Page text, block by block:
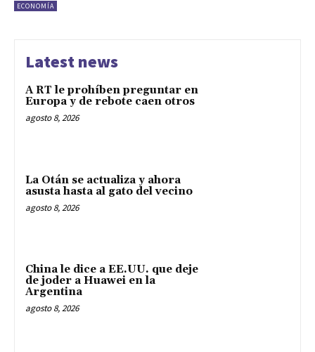
ECONOMÍA
Latest news
A RT le prohíben preguntar en
Europa y de rebote caen otros
agosto 8, 2026
La Otán se actualiza y ahora
asusta hasta al gato del vecino
agosto 8, 2026
China le dice a EE.UU. que deje
de joder a Huawei en la
Argentina
agosto 8, 2026